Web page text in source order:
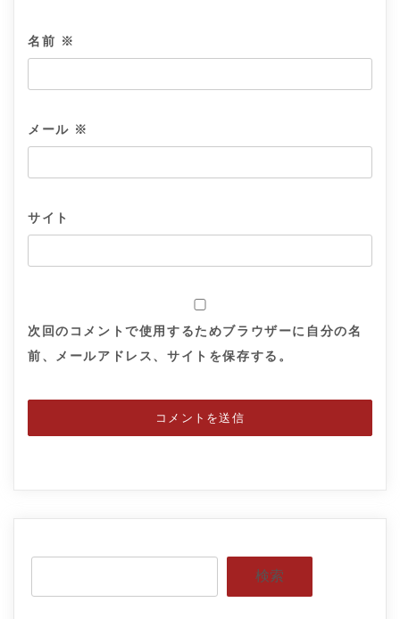
名前 ※
メール ※
サイト
次回のコメントで使用するためブラウザーに自分の名
前、メールアドレス、サイトを保存する。
検索